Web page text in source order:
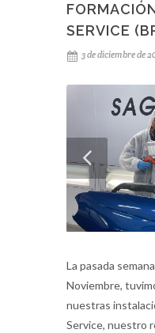
SERVICE
3 de diciembre de
La pasada
Noviembre,
nuestras
Service, nuestro